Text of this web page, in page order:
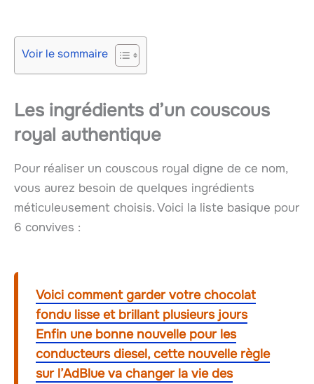
Voir le sommaire
Les ingrédients d’un couscous
royal authentique
Pour réaliser un couscous royal digne de ce nom,
vous aurez besoin de quelques ingrédients
méticuleusement choisis. Voici la liste basique pour
6 convives :
Voici comment garder votre chocolat
fondu lisse et brillant plusieurs jours
Enfin une bonne nouvelle pour les
conducteurs diesel, cette nouvelle règle
sur l’AdBlue va changer la vie des